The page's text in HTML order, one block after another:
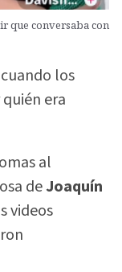
que conversaba con
los
era
al
deJoaquín
videos